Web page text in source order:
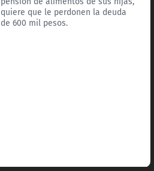
quiere que le perdonen la deuda
de 600 mil pesos.